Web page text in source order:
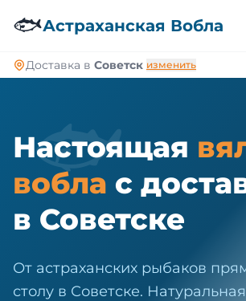
🐟Астраханская Вобла
Доставка в Советск изменить
🐟
Настоящая
вобла с
в Советске
От астраханских рыбаков
столу в Советске.